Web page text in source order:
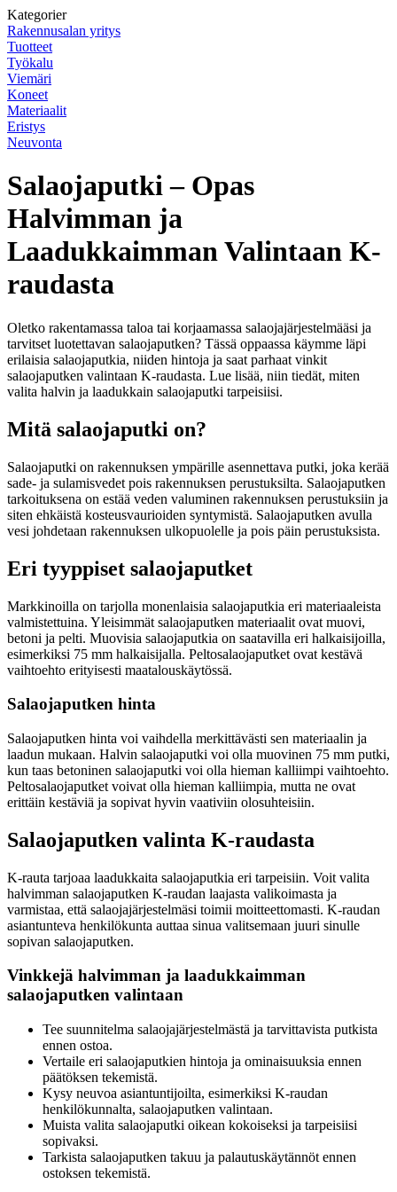
Kategorier
Rakennusalan yritys
Tuotteet
Työkalu
Viemäri
Koneet
Materiaalit
Eristys
Neuvonta
Salaojaputki – Opas
Halvimman ja
Laadukkaimman Valintaan K-
raudasta
Oletko rakentamassa taloa tai korjaamassa salaojajärjestelmääsi ja
tarvitset luotettavan salaojaputken? Tässä oppaassa käymme läpi
erilaisia salaojaputkia, niiden hintoja ja saat parhaat vinkit
salaojaputken valintaan K-raudasta. Lue lisää, niin tiedät, miten
valita halvin ja laadukkain salaojaputki tarpeisiisi.
Mitä salaojaputki on?
Salaojaputki on rakennuksen ympärille asennettava putki, joka kerää
sade- ja sulamisvedet pois rakennuksen perustuksilta. Salaojaputken
tarkoituksena on estää veden valuminen rakennuksen perustuksiin ja
siten ehkäistä kosteusvaurioiden syntymistä. Salaojaputken avulla
vesi johdetaan rakennuksen ulkopuolelle ja pois päin perustuksista.
Eri tyyppiset salaojaputket
Markkinoilla on tarjolla monenlaisia salaojaputkia eri materiaaleista
valmistettuina. Yleisimmät salaojaputken materiaalit ovat muovi,
betoni ja pelti. Muovisia salaojaputkia on saatavilla eri halkaisijoilla,
esimerkiksi 75 mm halkaisijalla. Peltosalaojaputket ovat kestävä
vaihtoehto erityisesti maatalouskäytössä.
Salaojaputken hinta
Salaojaputken hinta voi vaihdella merkittävästi sen materiaalin ja
laadun mukaan. Halvin salaojaputki voi olla muovinen 75 mm putki,
kun taas betoninen salaojaputki voi olla hieman kalliimpi vaihtoehto.
Peltosalaojaputket voivat olla hieman kalliimpia, mutta ne ovat
erittäin kestäviä ja sopivat hyvin vaativiin olosuhteisiin.
Salaojaputken valinta K-raudasta
K-rauta tarjoaa laadukkaita salaojaputkia eri tarpeisiin. Voit valita
halvimman salaojaputken K-raudan laajasta valikoimasta ja
varmistaa, että salaojajärjestelmäsi toimii moitteettomasti. K-raudan
asiantunteva henkilökunta auttaa sinua valitsemaan juuri sinulle
sopivan salaojaputken.
Vinkkejä halvimman ja laadukkaimman
salaojaputken valintaan
Tee suunnitelma salaojajärjestelmästä ja tarvittavista putkista
ennen ostoa.
Vertaile eri salaojaputkien hintoja ja ominaisuuksia ennen
päätöksen tekemistä.
Kysy neuvoa asiantuntijoilta, esimerkiksi K-raudan
henkilökunnalta, salaojaputken valintaan.
Muista valita salaojaputki oikean kokoiseksi ja tarpeisiisi
sopivaksi.
Tarkista salaojaputken takuu ja palautuskäytännöt ennen
ostoksen tekemistä.